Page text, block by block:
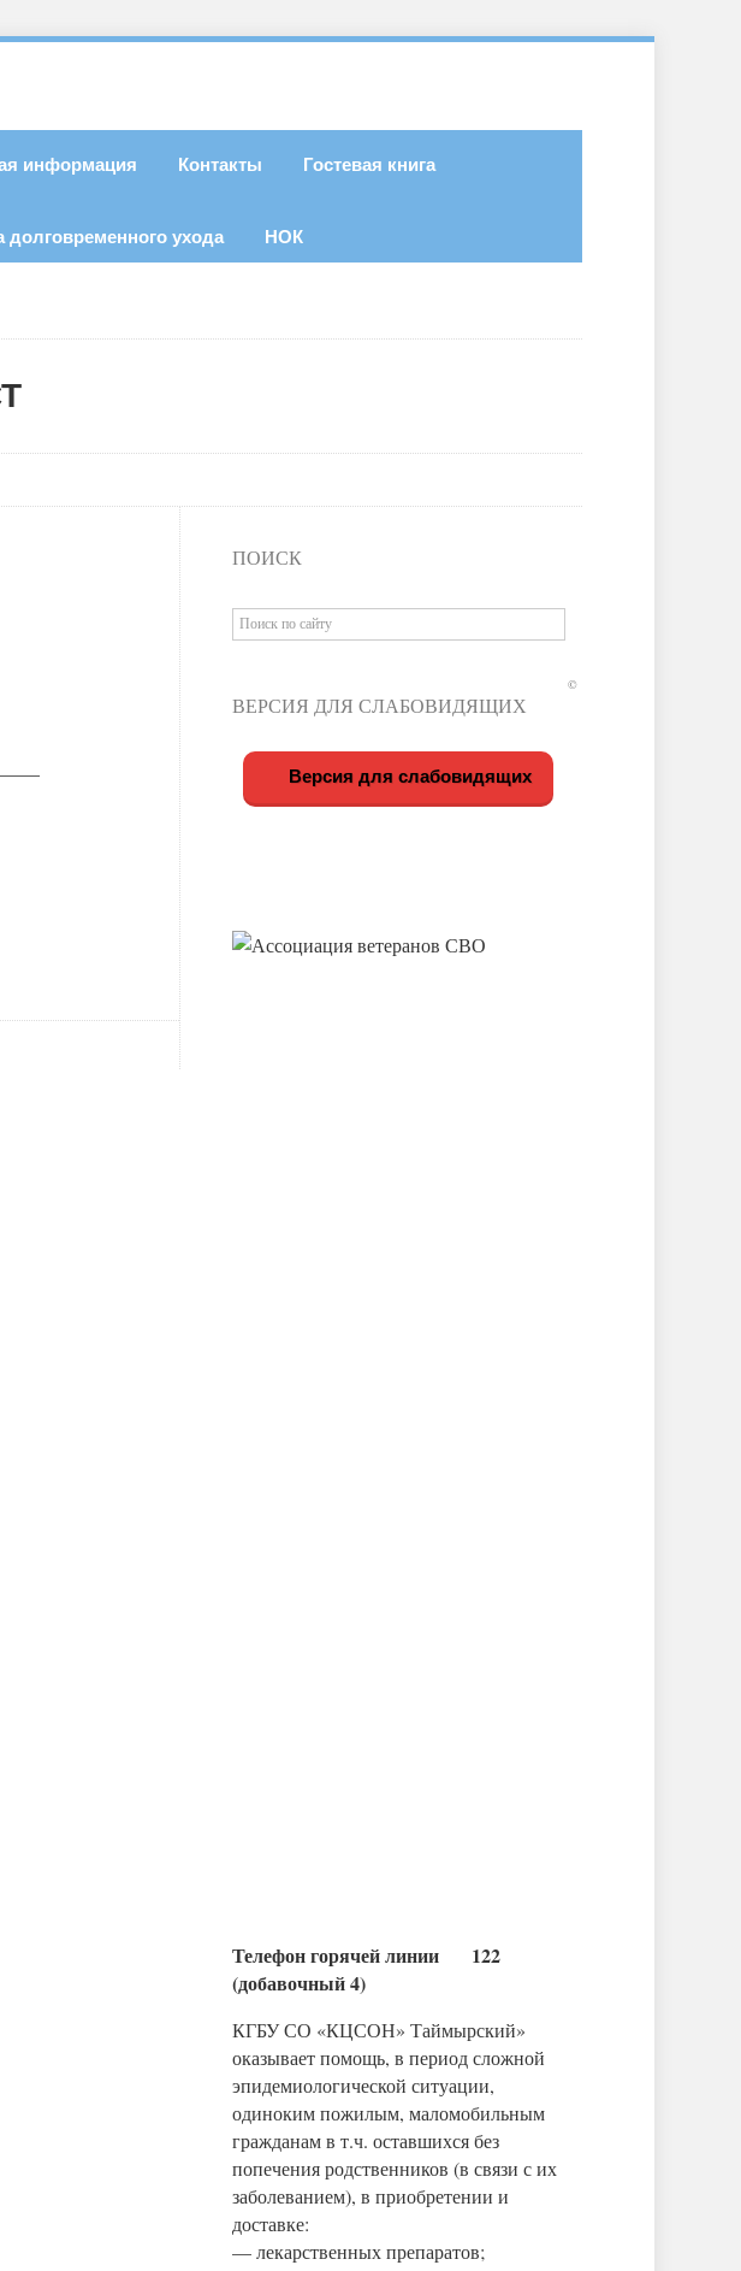
информация Контакты Гостевая книга
долговременного ухода НОК
ПОИСК
ВЕРСИЯ ДЛЯ СЛАБОВИДЯЩИХ
Версия для слабовидящих
Телефон горячей линии 122
(добавочный 4)
КГБУ СО «КЦСОН» Таймырский»
оказывает помощь, в период сложной
эпидемиологической ситуации,
одиноким пожилым, маломобильным
гражданам в т.ч. оставшихся без
попечения родственников (в связи с их
заболеванием), в приобретении и
доставке:
— лекарственных препаратов;
©